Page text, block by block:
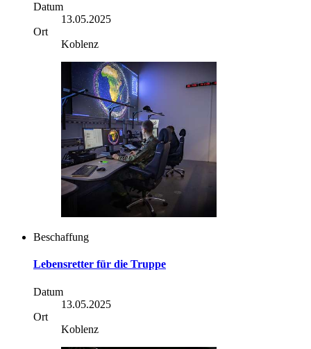
Datum
13.05.2025
Ort
Koblenz
Beschaffung
Lebensretter für die Truppe
Datum
13.05.2025
Ort
Koblenz